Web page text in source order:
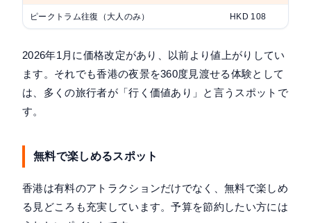
ピークトラム往復（大人のみ） HKD 108
2026年1月に価格改定があり、以前より値上がりしてい
ます。それでも香港の夜景を360度見渡せる体験として
は、多くの旅行者が「行く価値あり」と言うスポットで
す。
無料で楽しめるスポット
香港は有料のアトラクションだけでなく、無料で楽しめ
る見どころも充実しています。予算を節約したい方には